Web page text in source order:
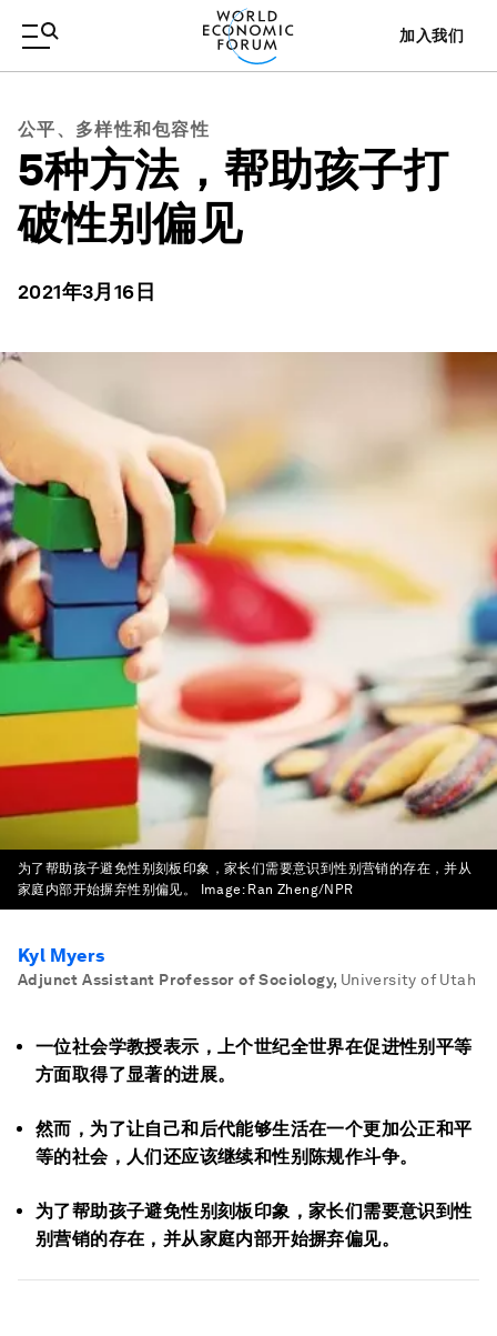
加入我们
公平、多样性和包容性
5种方法，帮助孩子打
破性别偏见
2021年3月16日
为了帮助孩子避免性别刻板印象，家长们需要意识到性别营销的存在，并从
家庭内部开始摒弃性别偏见。
Image: Ran Zheng/NPR
Kyl Myers
Adjunct Assistant Professor of Sociology, University of Utah
一位社会学教授表示，上个世纪全世界在促进性别平等
方面取得了显著的进展。
然而，为了让自己和后代能够生活在一个更加公正和平
等的社会，人们还应该继续和性别陈规作斗争。
为了帮助孩子避免性别刻板印象，家长们需要意识到性
别营销的存在，并从家庭内部开始摒弃偏见。